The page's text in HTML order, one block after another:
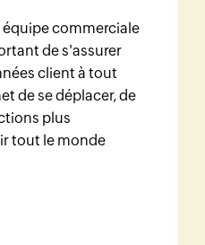
équipe commerciale
de s'assurer
client à tout
de se déplacer, de
plus
tout le monde